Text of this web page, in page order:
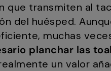
que transmiten al
del huésped.
muchas
planchar las
un valor